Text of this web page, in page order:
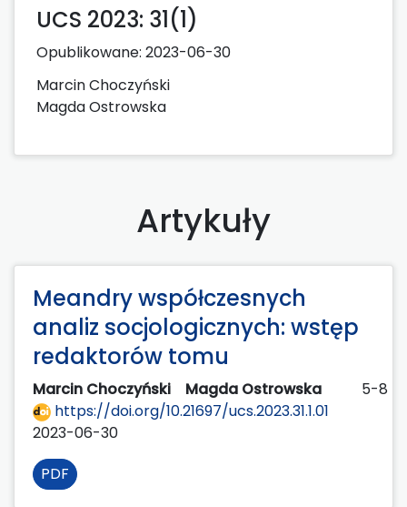
UCS 2023: 31(1)
Opublikowane: 2023-06-30
Marcin Choczyński
Magda Ostrowska
Artykuły
Meandry współczesnych
analiz socjologicznych: wstęp
redaktorów tomu
Marcin Choczyński Magda Ostrowska
5-8
https://doi.org/10.21697/ucs.2023.31.1.01
2023-06-30
PDF